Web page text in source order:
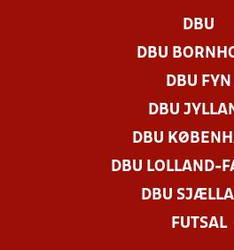
DBU
DBU
DBU FYN
DBU
DBU
DBU LOLLAND-
DBU
FUTSAL